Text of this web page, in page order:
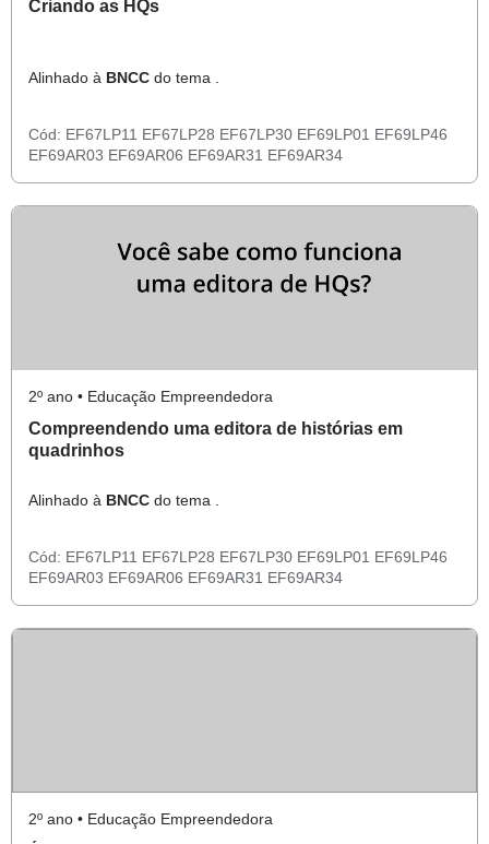
Criando as HQs
Alinhado à BNCC do tema .
Cód: EF67LP11 EF67LP28 EF67LP30 EF69LP01 EF69LP46
EF69AR03 EF69AR06 EF69AR31 EF69AR34
2º ano • Educação Empreendedora
Compreendendo uma editora de histórias em
quadrinhos
Alinhado à BNCC do tema .
Cód: EF67LP11 EF67LP28 EF67LP30 EF69LP01 EF69LP46
EF69AR03 EF69AR06 EF69AR31 EF69AR34
2º ano • Educação Empreendedora